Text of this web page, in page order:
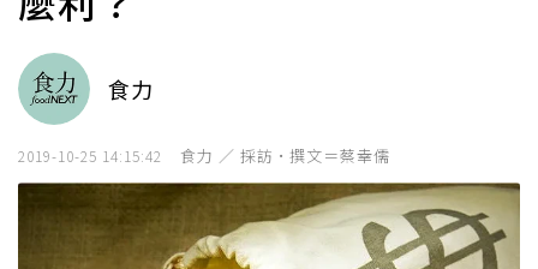
食力
2019-10-25 14:15:42 食力 ／ 採訪·撰文＝蔡幸儒